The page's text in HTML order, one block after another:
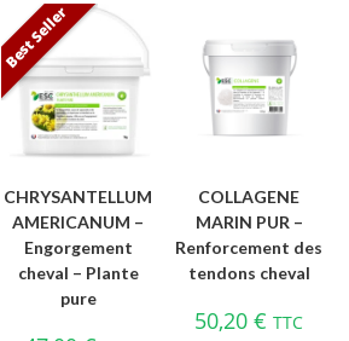
Best Seller
CHRYSANTELLUM
AMERICANUM –
Engorgement
cheval – Plante
pure
COLLAGENE
MARIN PUR –
Renforcement des
tendons cheval
50,20€ TTC